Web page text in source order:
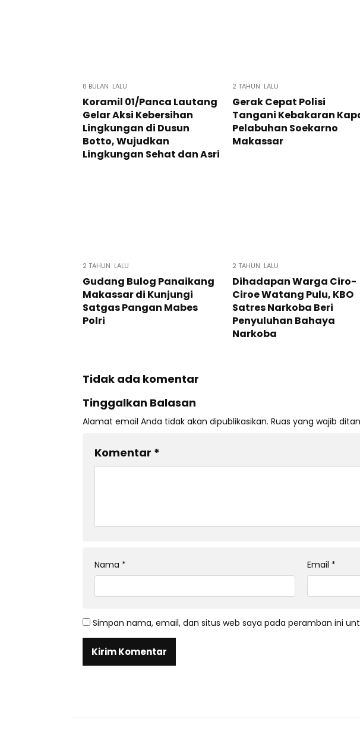
8 BULAN LALU
Koramil 01/Panca Lautang
Gelar Aksi Kebersihan
Lingkungan di Dusun
Botto, Wujudkan
Lingkungan Sehat dan Asri
2 TAHUN LALU
Gerak Cepat Polisi
Tangani Kebakaran
Pelabuhan Soekarno
Makassar
2 TAHUN LALU
Gudang Bulog Panaikang
Makassar di Kunjungi
Satgas Pangan Mabes
Polri
2 TAHUN LALU
Dihadapan Warga Ciro-
Ciroe Watang Pulu, KBO
Satres Narkoba Beri
Penyuluhan Bahaya
Narkoba
Tidak ada komentar
Tinggalkan Balasan
Alamat email Anda tidak akan dipublikasikan. Ruas yang wajib
Komentar *
Nama * Email *
Simpan nama, email, dan situs web saya pada peramban ini